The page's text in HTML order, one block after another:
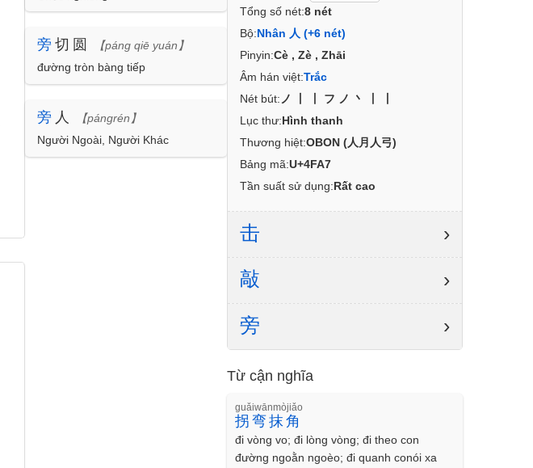
旁 切圆
【páng qiē yuán】
đường tròn bàng tiếp
旁 人
【pángrén】
Người Ngoài, Người Khác
Tổng số nét:8 nét
Bộ:Nhân 人 (+6 nét)
Pinyin:Cè , Zè , Zhāi
Âm hán việt:Trắc
Nét bút: ノ丨丨フノ丶丨丨
Lục thư:Hình thanh
Thương hiệt:OBON (人月人弓)
Bảng mã:U+4FA7
Tần suất sử dụng:Rất cao
击 ›
敲 ›
旁 ›
Từ cận nghĩa
拐弯抹角
guǎiwānmòjiǎo
đi vòng vo; đi lòng vòng; đi theo con
đường ngoằn ngoèo; đi quanh conói xa